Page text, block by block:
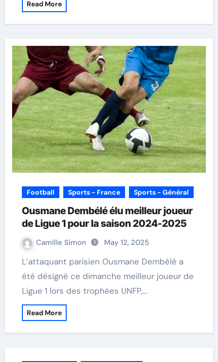
Read More
Football Sports - France Sports - Général
Ousmane Dembélé élu meilleur joueur
de Ligue 1 pour la saison 2024-2025
Camille Simon May 12, 2025
L’attaquant parisien Ousmane Dembélé a
été désigné ce dimanche meilleur joueur de
Ligue 1 lors des trophées UNFP,…
Read More